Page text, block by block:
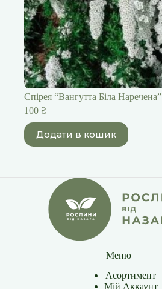
Спірея “Вангутта Біла Наречена”
100 ₴
Додати в кошик
Меню
Асортимент
Мій Аккаунт